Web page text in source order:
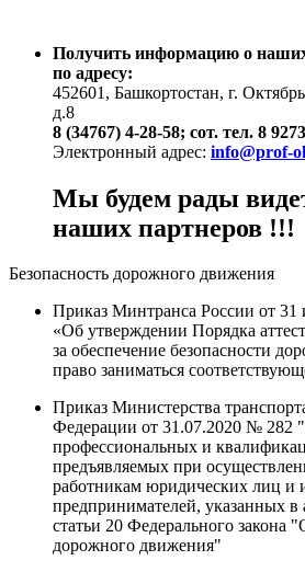
Получить информацию о
по адресу:
452601, Башкортостан, г.
д.8
8 (34767) 4-28-58; сот. тел. 8
Электронный адрес: info@prof-
Мы будем рады
наших партнеров !!!
Безопасность дорожного движения
Приказ Минтранса России от 31
«Об утверждении Порядка
за обеспечение безопасности
право заниматься
Приказ Министерства
Федерации от 31.07.2020 № 282
профессиональных и
предъявляемых при
работникам юридических лиц и
предпринимателей, указанных в
статьи 20 Федерального закона
дорожного движения"